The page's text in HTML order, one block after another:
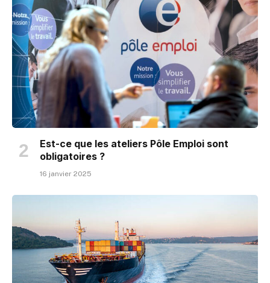
Est-ce que les ateliers Pôle Emploi sont
obligatoires ?
16 janvier 2025